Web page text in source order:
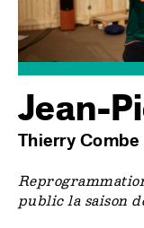
Jean-
Thierry
public la saison